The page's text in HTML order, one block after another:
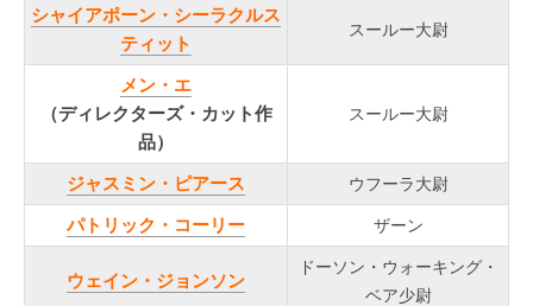
シャイアポーン・シーラクルス
ティット
スールー大尉
メン・エ
（ディレクターズ・カット作
品）
スールー大尉
ジャスミン・ピアース ウフーラ大尉
パトリック・コーリー ザーン
ウェイン・ジョンソン
ドーソン・ウォーキング・
ベア少尉